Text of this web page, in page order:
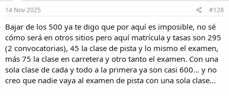
s
14 Nov 2025 #128
Bajar de los 500 ya te digo que por aquí es imposible, no sé
cómo será en otros sitios pero aquí matrícula y tasas son 295
(2 convocatorias), 45 la clase de pista y lo mismo el examen,
más 75 la clase en carretera y otro tanto el examen. Con una
sola clase de cada y todo a la primera ya son casi 600... y no
creo que nadie vaya al examen de pista con una sola clase...